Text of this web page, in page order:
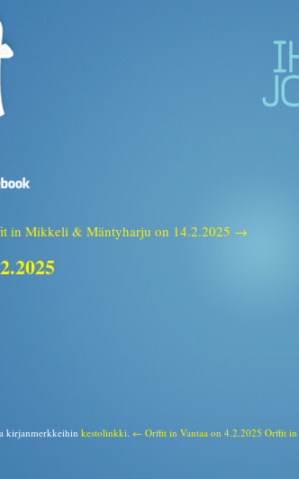
in Mikkeli & Mäntyharju on 14.2.2025 →
kirjanmerkkeihin kestolinkki. ← Orffit in Vantaa on 4.2.2025 Orffit in